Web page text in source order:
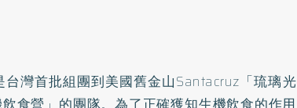
灣首批組團到美國舊金山Santacruz「琉璃光